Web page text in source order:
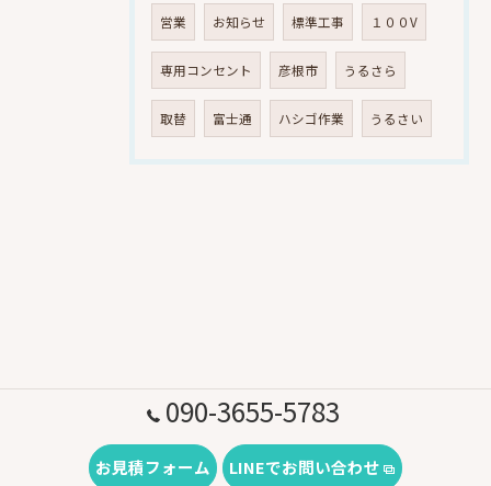
営業 お知らせ 標準工事 １００V
専用コンセント 彦根市 うるさら
取替 富士通 ハシゴ作業 うるさい
090-3655-5783
お見積フォーム LINEでお問い合わせ